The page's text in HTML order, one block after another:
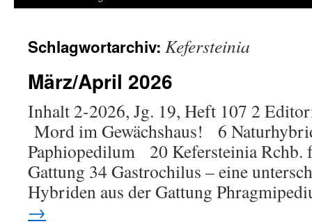
Schlagwortarchiv: Kefersteinia
März/April 2026
Inhalt 2-2026, Jg. 19, Heft 107 2
Mord im Gewächshaus! 6
Paphiopedilum 20 Kefersteinia Rchb.
Gattung 34 Gastrochilus – eine
Hybriden aus der Gattung
→